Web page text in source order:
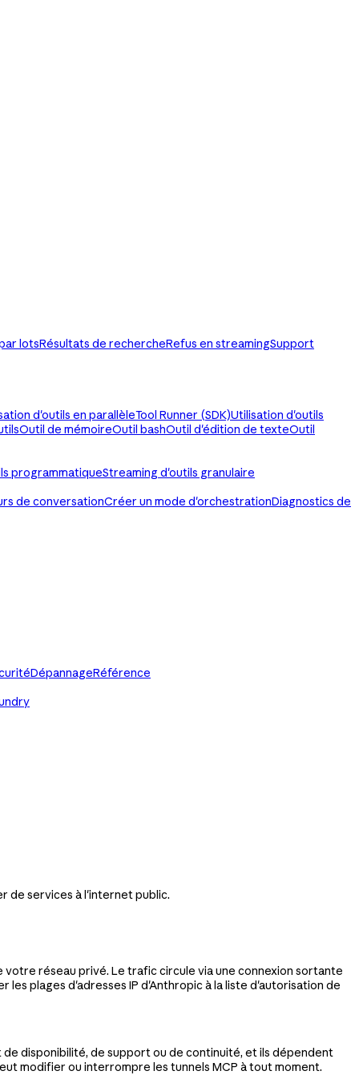
lotsRésultats de rechercheRefus en streamingSupport
d'outils en parallèleTool Runner (SDK)Utilisation d'outils
Outil de mémoireOutil bashOutil d'édition de texteOutil
programmatiqueStreaming d'outils granulaire
de conversationCréer un mode d'orchestrationDiagnostics de
DépannageRéférence
de services à l'internet public.
réseau privé. Le trafic circule via une connexion sortante
plages d'adresses IP d'Anthropic à la liste d'autorisation de
de disponibilité, de support ou de continuité, et ils dépendent
modifier ou interrompre les tunnels MCP à tout moment.